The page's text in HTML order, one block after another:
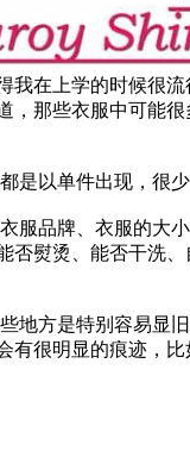
我在上学的时候很
，那些衣服中可能
是以单件出现，很
服品牌、衣服的大
否熨烫、能否干洗
地方是特别容易显
很明显的痕迹，比